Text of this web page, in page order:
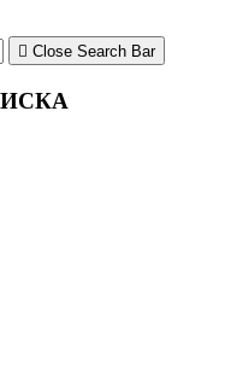
 Close Search Bar